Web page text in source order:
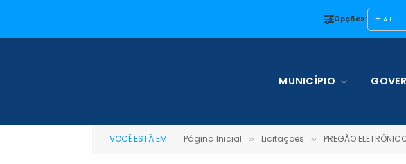
Opções: A+
MUNICÍPIO
VOCÊ ESTÁ EM: Página Inicial » Licitações » PREGÃO